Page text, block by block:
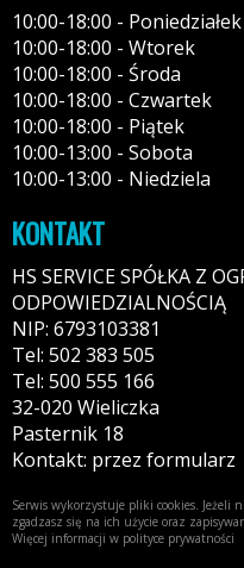
10:00-18:00 - Poniedziałek
10:00-18:00 - Wtorek
10:00-18:00 - Środa
10:00-18:00 - Czwartek
10:00-18:00 - Piątek
10:00-13:00 - Sobota
10:00-13:00 - Niedziela
KONTAKT
HS SERVICE SPÓŁKA Z
ODPOWIEDZIALNOŚCIĄ
NIP: 6793103381
Tel: 502 383 505
Tel: 500 555 166
32-020 Wieliczka
Pasternik 18
Kontakt: przez formularz
Serwis wykorzystuje pliki cookies. Jeżeli
zgadzasz się na ich użycie oraz
Więcej informacji w polityce prywatności